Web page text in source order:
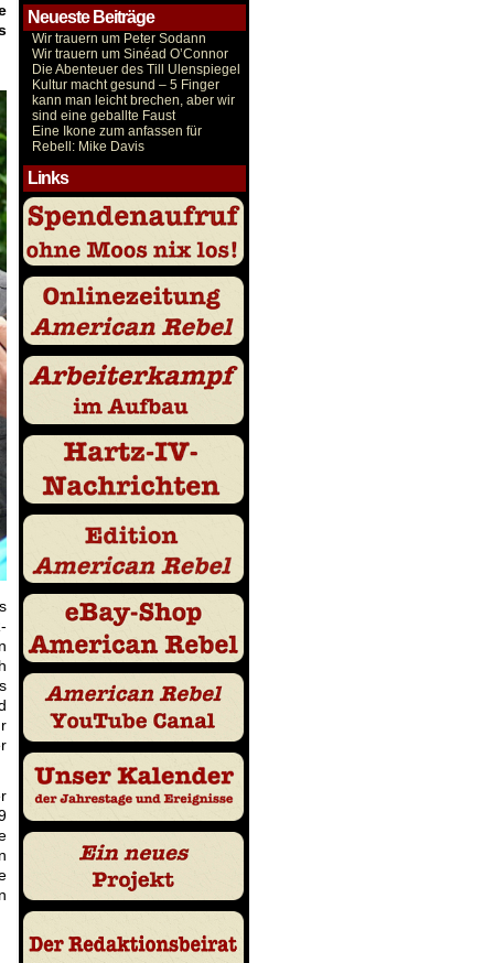
Neueste Beiträge
Wir trauern um Peter Sodann
Wir trauern um Sinéad O’Connor
Die Abenteuer des Till Ulenspiegel
Kultur macht gesund – 5 Finger
kann man leicht brechen, aber wir
sind eine geballte Faust
Eine Ikone zum anfassen für
Rebell: Mike Davis
Links